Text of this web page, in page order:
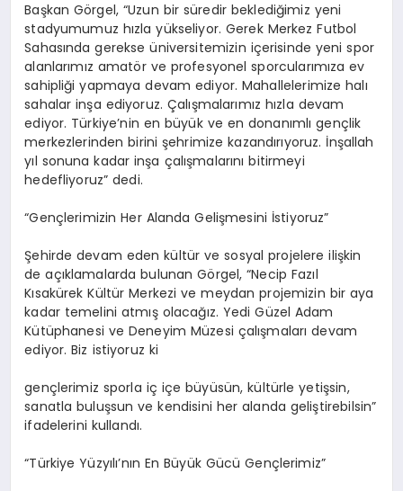
Başkan Görgel, “Uzun bir süredir beklediğimiz yeni
stadyumumuz hızla yükseliyor. Gerek Merkez Futbol
Sahasında gerekse üniversitemizin içerisinde yeni spor
alanlarımız amatör ve profesyonel sporcularımıza ev
sahipliği yapmaya devam ediyor. Mahallelerimize halı
sahalar inşa ediyoruz. Çalışmalarımız hızla devam
ediyor. Türkiye’nin en büyük ve en donanımlı gençlik
merkezlerinden birini şehrimize kazandırıyoruz. İnşallah
yıl sonuna kadar inşa çalışmalarını bitirmeyi
hedefliyoruz” dedi.
“Gençlerimizin Her Alanda Gelişmesini İstiyoruz”
Şehirde devam eden kültür ve sosyal projelere ilişkin
de açıklamalarda bulunan Görgel, “Necip Fazıl
Kısakürek Kültür Merkezi ve meydan projemizin bir aya
kadar temelini atmış olacağız. Yedi Güzel Adam
Kütüphanesi ve Deneyim Müzesi çalışmaları devam
ediyor. Biz istiyoruz ki
gençlerimiz sporla iç içe büyüsün, kültürle yetişsin,
sanatla buluşsun ve kendisini her alanda geliştirebilsin”
ifadelerini kullandı.
“Türkiye Yüzyılı’nın En Büyük Gücü Gençlerimiz”